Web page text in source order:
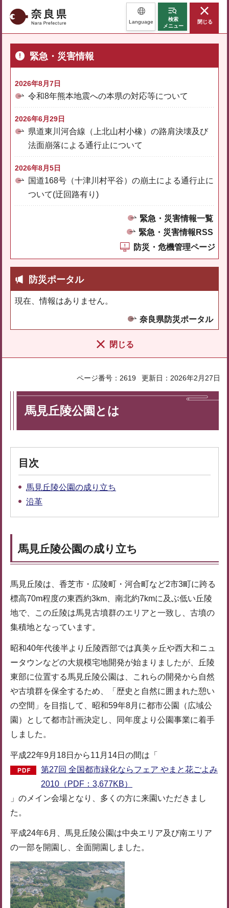
奈良県 Language
検索
メニュー
閉じる
緊急・災害情報
2026年8月7日
令和8年熊本地震への本県の対応等について
2026年6月29日
県道東川河合線（上北山村小橡）の路肩決壊及び
法面崩落による通行止について
2026年8月5日
国道168号（十津川村平谷）の崩土による通行止に
ついて(迂回路有り)
緊急・災害情報一覧
緊急・災害情報RSS
防災・危機管理ページ
防災ポータル
現在、情報はありません。
奈良県防災ポータル
閉じる
ページ番号：2619 更新日：2026年2月27日
馬見丘陵公園とは
目次
馬見丘陵公園の成り立ち
沿革
馬見丘陵公園の成り立ち
馬見丘陵は、香芝市・広陵町・河合町など2市3町に跨る
標高70m程度の東西約3km、南北約7kmに及ぶ低い丘陵
地で、この丘陵は馬見古墳群のエリアと一致し、古墳の
集積地となっています。
昭和40年代後半より丘陵西部では真美ヶ丘や西大和ニュ
ータウンなどの大規模宅地開発が始まりましたが、丘陵
東部に位置する馬見丘陵公園は、これらの開発から自然
や古墳群を保全するため、「歴史と自然に囲まれた憩い
の空間」を目指して、昭和59年8月に都市公園（広域公
園）として都市計画決定し、同年度より公園事業に着手
しました。
平成22年9月18日から11月14日の間は「
第27回 全国都市緑化ならフェア やまと花ごよみ
2010（PDF：3,677KB）
」のメイン会場となり、多くの方に来園いただきまし
た。
平成24年6月、馬見丘陵公園は中央エリア及び南エリア
の一部を開園し、全面開園しました。